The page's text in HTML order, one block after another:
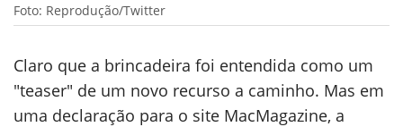
Foto: Reprodução/Twitter
Claro que a brincadeira foi entendida como um
"teaser" de um novo recurso a caminho. Mas em
uma declaração para o site MacMagazine, a